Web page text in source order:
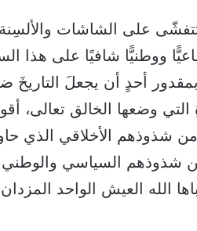
على الشاشات
ووطنيًّا شافيًا على هذا
أحدٍ أن يجعلَ التاريخَ
التي وضعها الخالق تعالى،
شذوذهم الأخلاقي الذي
شذوذهم السياسي
الله العيش الواحد المزدان